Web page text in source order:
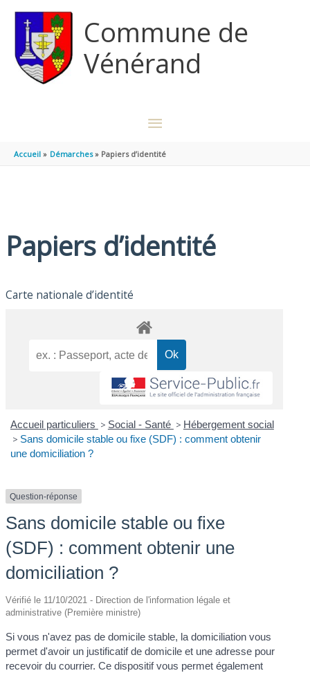
Commune de
Vénérand
MENU
PRINCIPAL
Accueil Démarches Papiers d’identité
Papiers d’identité
Carte nationale d’identité
Accueil particuliers > Social - Santé > Hébergement social
> Sans domicile stable ou fixe (SDF) : comment obtenir
une domiciliation ?
Question-réponse
Sans domicile stable ou fixe
(SDF) : comment obtenir une
domiciliation ?
Vérifié le 11/10/2021 - Direction de l'information légale et
administrative (Première ministre)
Si vous n'avez pas de domicile stable, la domiciliation vous
permet d'avoir un justificatif de domicile et une adresse pour
recevoir du courrier. Ce dispositif vous permet également